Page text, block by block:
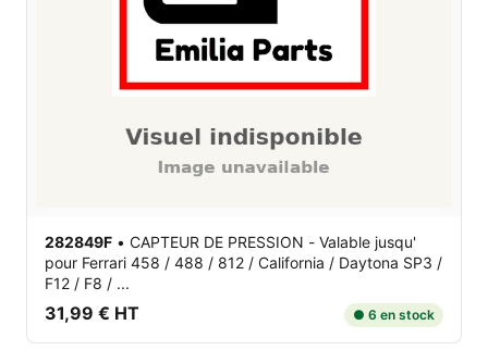
282849F • CAPTEUR DE PRESSION - Valable jusqu'
pour Ferrari 458 / 488 / 812 / California / Daytona SP3 /
F12 / F8 / ...
31,99 € HT ● 6 en stock